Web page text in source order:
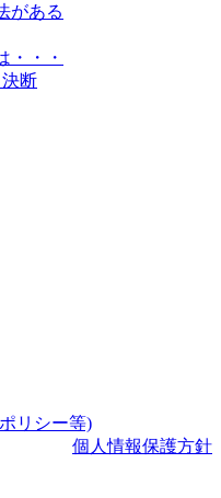
がある
・・・
断
リシー等)
個人情報保護方針